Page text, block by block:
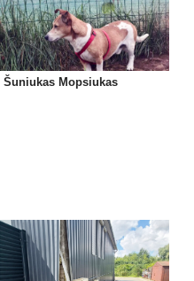
Šuniukas Mopsiukas